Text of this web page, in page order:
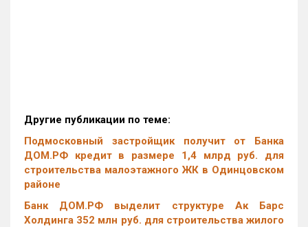
Другие публикации по теме:
Подмосковный застройщик получит от Банка
ДОМ.РФ кредит в размере 1,4 млрд руб. для
строительства малоэтажного ЖК в Одинцовском
районе
Банк ДОМ.РФ выделит структуре Ак Барс
Холдинга 352 млн руб. для строительства жилого